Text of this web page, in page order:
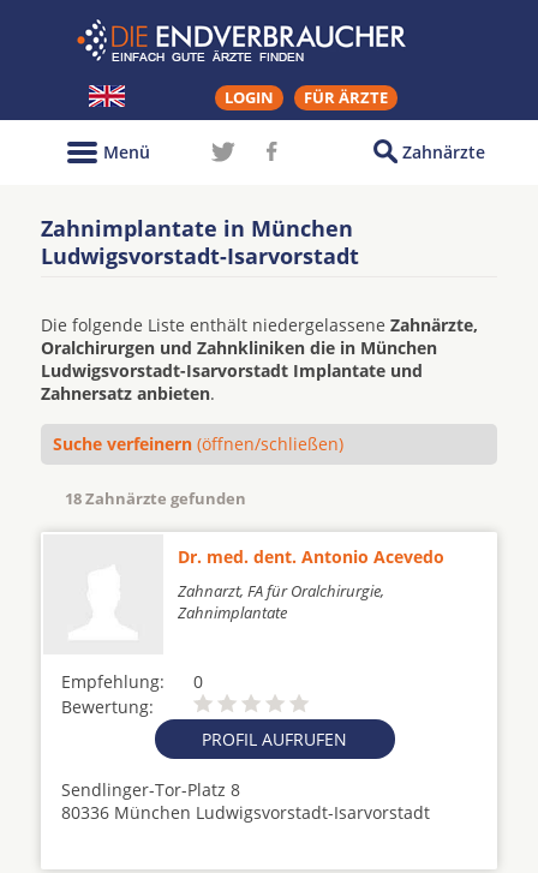
LOGIN FÜR ÄRZTE
Zahnärzte
Menü
Zahnimplantate in München
Ludwigsvorstadt-Isarvorstadt
Die folgende Liste enthält niedergelassene Zahnärzte,
Oralchirurgen und Zahnkliniken die in München
Ludwigsvorstadt-Isarvorstadt Implantate und
Zahnersatz anbieten.
Suche verfeinern (öffnen/schließen)
18 Zahnärzte gefunden
Dr. med. dent. Antonio Acevedo
Zahnarzt, FA für Oralchirurgie,
Zahnimplantate
Empfehlung:
0
Bewertung:
PROFIL AUFRUFEN
Sendlinger-Tor-Platz 8
80336 München Ludwigsvorstadt-Isarvorstadt